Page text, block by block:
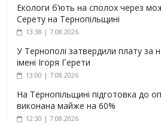
Екологи б’ють на сполох через
Серету на Тернопільщині
13:38 | 7.08.2026
У Тернополі затвердили плату за
імені Ігоря Герети
13:00 | 7.08.2026
На Тернопільщині підготовка до
виконана майже на 60%
12:30 | 7.08.2026